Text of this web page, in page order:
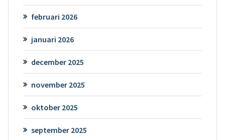
februari 2026
januari 2026
december 2025
november 2025
oktober 2025
september 2025